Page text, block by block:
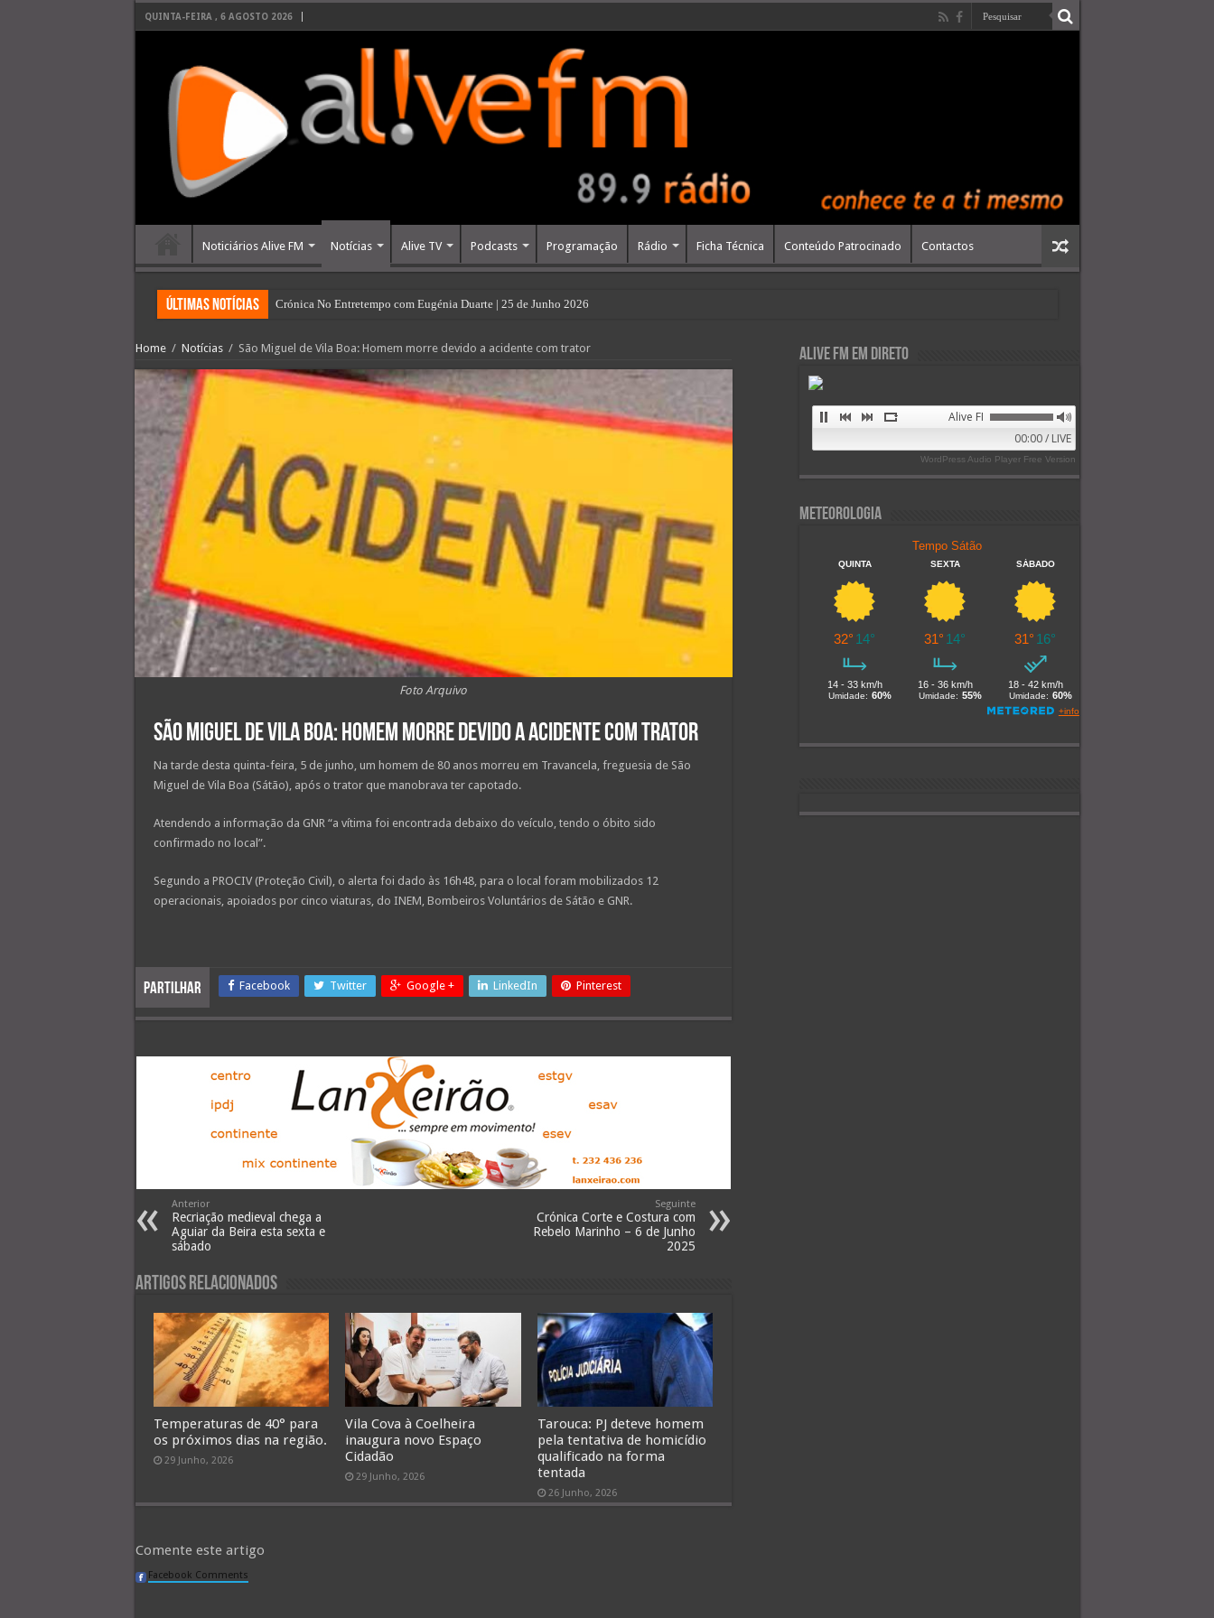
QUINTA-FEIRA , 6 AGOSTO 2026
Noticiários Alive FM Notícias Alive TV Podcasts Programação Rádio Ficha Técnica Conteúdo Patrocinado Contactos
últimas Notícias Crónica No Entretempo com Eugénia Duarte | 25 de Junho 2026
Home / Notícias / São Miguel de Vila Boa: Homem morre devido a acidente com trator
Foto Arquivo
São Miguel de Vila Boa: Homem morre devido a acidente com trator
Na tarde desta quinta-feira, 5 de junho, um homem de 80 anos morreu em Travancela, freguesia de São
Miguel de Vila Boa (Sátão), após o trator que manobrava ter capotado.
Atendendo a informação da GNR “a vítima foi encontrada debaixo do veículo, tendo o óbito sido
confirmado no local”.
Segundo a PROCIV (Proteção Civil), o alerta foi dado às 16h48, para o local foram mobilizados 12
operacionais, apoiados por cinco viaturas, do INEM, Bombeiros Voluntários de Sátão e GNR.
Partilhar Facebook Twitter Google + LinkedIn Pinterest
Anterior
Recriação medieval chega a
Aguiar da Beira esta sexta e
sábado
Seguinte
Crónica Corte e Costura com
Rebelo Marinho – 6 de Junho
2025
Artigos Relacionados
Temperaturas de 40° para
os próximos dias na região.
29 Junho, 2026
Vila Cova à Coelheira
inaugura novo Espaço
Cidadão
29 Junho, 2026
Tarouca: PJ deteve homem
pela tentativa de homicídio
qualificado na forma
tentada
26 Junho, 2026
Comente este artigo
Facebook Comments
Alive FM em Direto
Alive FM 89.9
00:00 / LIVE
WordPress Audio Player Free Version
Meteorologia